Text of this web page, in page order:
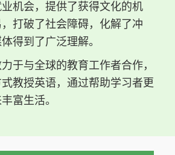
机会，提供了获得文化的机
打破了社会障碍，化解了冲
得到了广泛理解。
于与全球的教育工作者合作，
教授英语，通过帮助学习者更
富生活。